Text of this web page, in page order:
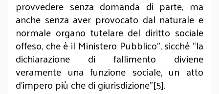
provvedere senza domanda di parte, ma
anche senza aver provocato dal naturale e
normale organo tutelare del diritto sociale
offeso, che è il Ministero Pubblico”, sicché “la
dichiarazione di fallimento diviene
veramente una funzione sociale, un atto
d’impero più che di giurisdizione”[5].